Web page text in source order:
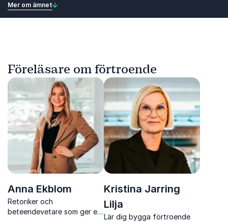
Mer om ämnet
Föreläsare om förtroende
Anna Ekblom
Retoriker och
beteendevetare som ger er
Kristina Jarring
Lilja
Lär dig bygga förtroende